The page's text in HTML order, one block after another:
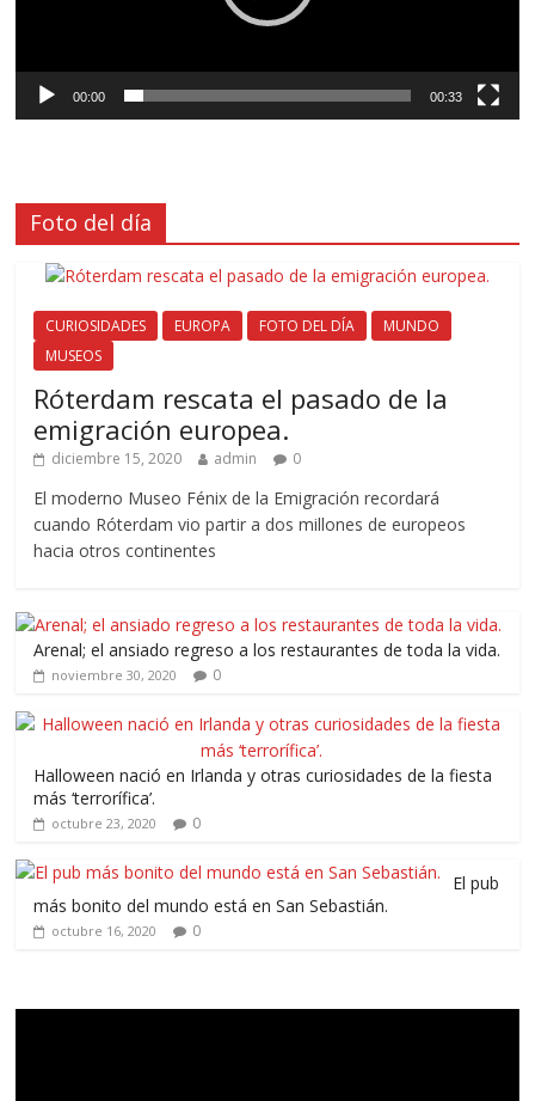
00:00 00:33
Foto del día
CURIOSIDADES EUROPA FOTO DEL DÍA
MUNDO
MUSEOS
Róterdam rescata el pasado de la
emigración europea.
diciembre 15, 2020 admin 0
El moderno Museo Fénix de la Emigración recordará
cuando Róterdam vio partir a dos millones de europeos
hacia otros continentes
Arenal; el ansiado regreso a los restaurantes de toda la vida.
noviembre 30, 2020 0
Halloween nació en Irlanda y otras curiosidades de la fiesta
más ‘terrorífica’.
octubre 23, 2020 0
El pub
más bonito del mundo está en San Sebastián.
octubre 16, 2020 0